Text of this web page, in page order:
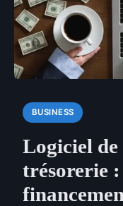
BUSINESS
Logiciel de
trésorerie